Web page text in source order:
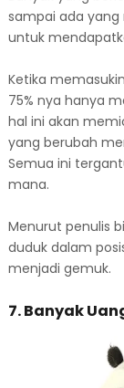
sampai ada
untuk
Ketika
75% nya hanya
hal ini akan
yang berubah
Semua ini
mana.
Menurut penulis
duduk dalam
menjadi gemuk.
7. Banyak